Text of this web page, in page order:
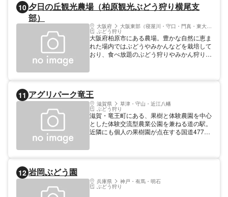
10 夕日の丘観光農場（柏原観光ぶどう狩り横尾支
部）
大阪府 大阪東部（寝屋川・守口・門真・東大阪）
ぶどう狩り
大阪府柏原市にある農場。豊かな自然に恵ま
れた場内ではぶどうやみかんなどを栽培して
おり、食べ放題のぶどう狩りやみかん狩りを
11 アグリパーク竜王
滋賀県 草津・守山・近江八幡
ぶどう狩り
滋賀・竜王町にある、果樹と体験農園を中心
とした体験交流型農業公園を兼ねる道の駅。
近隣にも個人の果樹園が点在する国道477号
12 岩岡ぶどう園
兵庫県 神戸・有馬・明石
ぶどう狩り